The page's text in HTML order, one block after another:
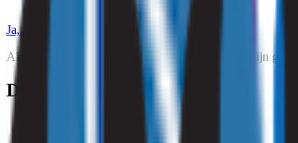
Ja, bestel dit onderzoek voor €297,- incl.
Alle genoemde prijzen zijn inclusief BTW, en er zijn geen
De vervolgstappen